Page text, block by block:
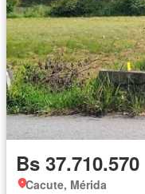
Bs 37.710.570
Cacute, Mérida